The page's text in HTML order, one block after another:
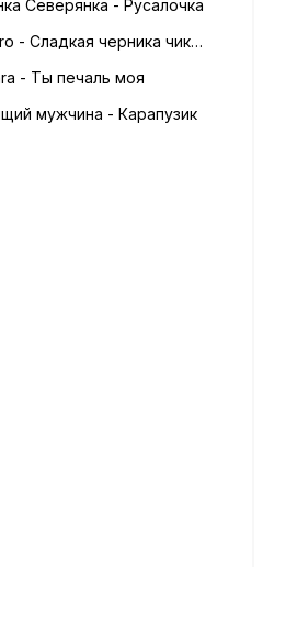
Северянка - Русалочка
Nichyibro - Сладкая черника чика чика
- Ты печаль моя
мужчина - Карапузик